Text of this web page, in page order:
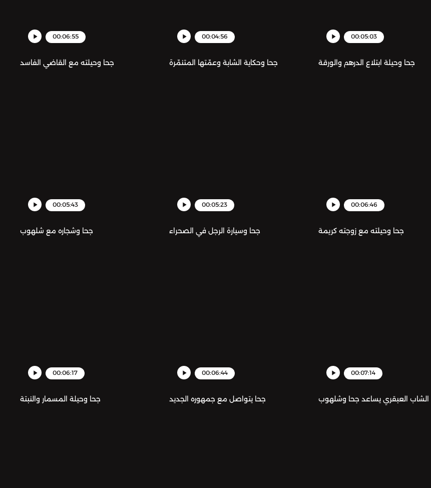
00:06:55
جحا وحيلته مع القاضي الفاسد
00:04:56
جحا وحكاية الشابة وعمّتها المتنمّرة
00:05:03
جحا وحيلة ابتلاع الدرهم والورقة
00:05:43
جحا وشجاره مع شلهوب
00:05:23
جحا وسيارة الرجل في الصحراء
00:06:46
جحا وحيلته مع زوجته كريمة
00:06:17
جحا وحيلة المسمار والنبتة
00:06:44
جحا يتواصل مع جمهوره الجديد
00:07:14
الشاب العبقري يساعد جحا وشلهوب